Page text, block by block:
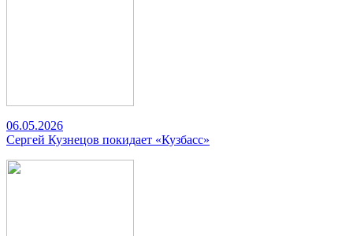
06.05.2026
Сергей Кузнецов покидает «Кузбасс»